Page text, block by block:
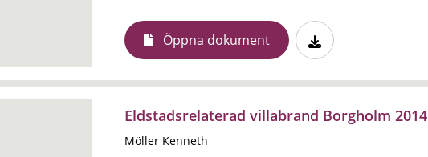
Öppna dokument
Eldstadsrelaterad villabrand Borgholm 2014
Möller Kenneth